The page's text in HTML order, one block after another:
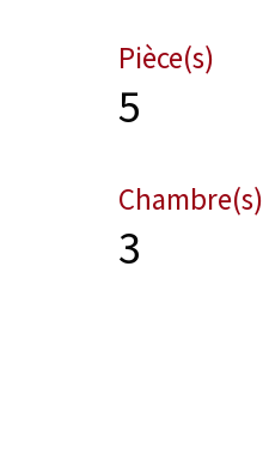
Pièce(s)
5
Chambre(s)
3